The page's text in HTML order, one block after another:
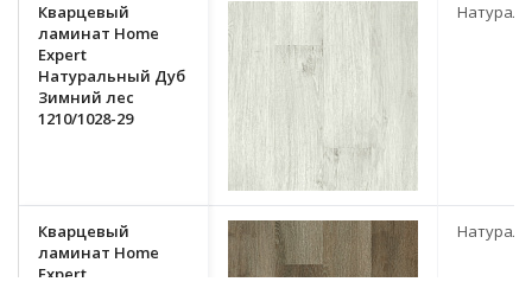
Кварцевый
ламинат Home
Expert
Натуральный Дуб
Зимний лес
1210/1028-29
Кварцевый
ламинат Home
Expert